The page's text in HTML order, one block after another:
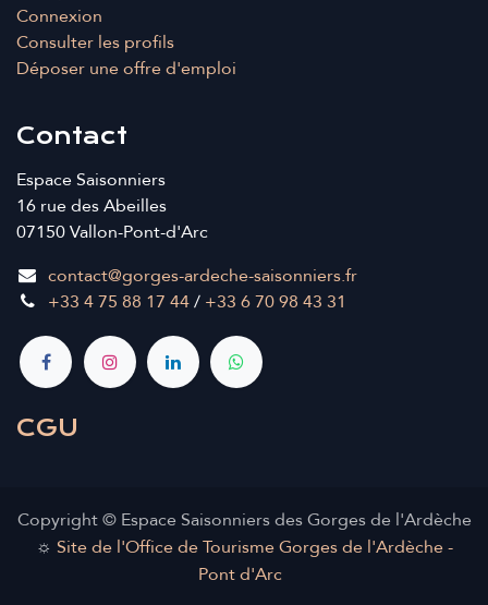
Connexion
Consulter les profils
Déposer une offre d'emploi
Contact
Espace Saisonniers
16 rue des Abeilles
07150 Vallon-Pont-d'Arc
contact@gorges-ardeche-saisonniers.fr
+33 4 75 88 17 44/ +33 6 70 98 43 31
CGU
Copyright © Espace Saisonniers des Gorges de l'Ardèche
☼ Site de l'Office de Tourisme Gorges de l'Ardèche -
Pont d'Arc